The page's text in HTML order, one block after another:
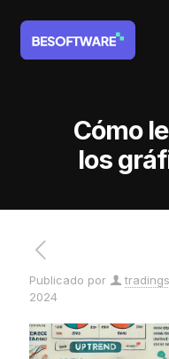
Cómo
los
Publicado por
2024